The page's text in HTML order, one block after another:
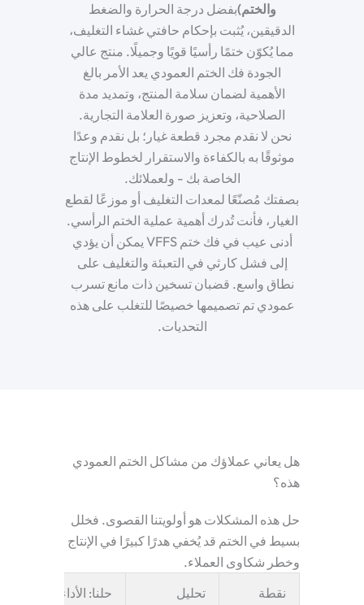
والختم)بفضل درجة الحرارة والضغط
الدقيقين، يُثبت بإحكام حافتي غشاء التغليف،
مما يُكوّن ختمًا رأسيًا قويًا وجميلًا. منتج عالي
الجودة فك الختم العمودي يعد الأمر بالغ
الأهمية لضمان سلامة المنتج، وتمديد مدة
الصلاحية، وتعزيز صورة العلامة التجارية.
نحن لا نقدم مجرد قطعة غيار؛ بل نقدم وعدًا
موثوقًا به بالكفاءة والاستقرار لخطوط الإنتاج
الخاصة بك - ولعملائك.
بصفتك مُصنّعًا لمعدات التغليف أو موزعًا لقطع
الغيار، فأنت تُدرك أهمية عملية الختم الرأسي.
أدنى عيب في فك ختم VFFS
يمكن أن يؤدي
إلى فشل كارثي في التعبئة والتغليف على
نطاق واسع. قضبان تسخين ذات مانع تسرب
عمودي تم تصميمها خصيصًا للتغلب على هذه
التحديات.
هل يعاني عملاؤك من مشاكل الختم العمودي
هذه؟
حل هذه المشكلات هو أولويتنا القصوى. فخلل
بسيط في الختم قد يُخفي هدرًا كبيرًا في الإنتاج
وخطر شكاوى العملاء.
نقطة
تحليل
حلنا: الأداء